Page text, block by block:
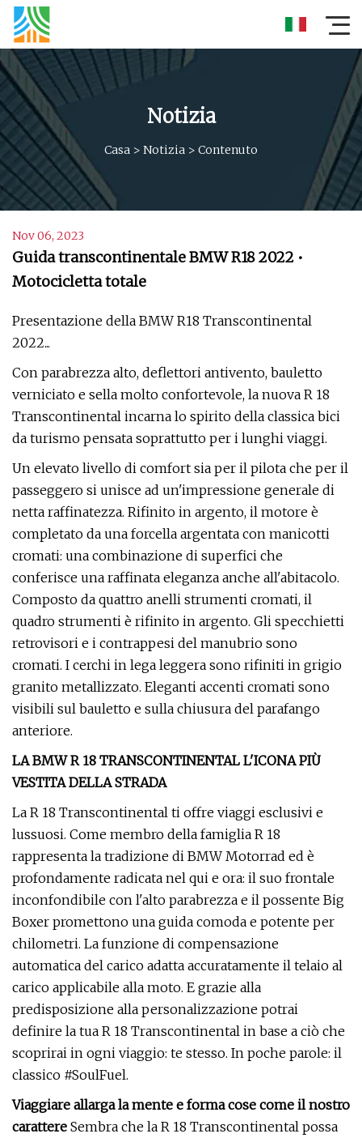
Notizia
Casa > Notizia > Contenuto
Nov 06, 2023
Guida transcontinentale BMW R18 2022 •
Motocicletta totale
Presentazione della BMW R18 Transcontinental
2022...
Con parabrezza alto, deflettori antivento, bauletto
verniciato e sella molto confortevole, la nuova R 18
Transcontinental incarna lo spirito della classica bici
da turismo pensata soprattutto per i lunghi viaggi.
Un elevato livello di comfort sia per il pilota che per il
passeggero si unisce ad un'impressione generale di
netta raffinatezza. Rifinito in argento, il motore è
completato da una forcella argentata con manicotti
cromati: una combinazione di superfici che
conferisce una raffinata eleganza anche all'abitacolo.
Composto da quattro anelli strumenti cromati, il
quadro strumenti è rifinito in argento. Gli specchietti
retrovisori e i contrappesi del manubrio sono
cromati. I cerchi in lega leggera sono rifiniti in grigio
granito metallizzato. Eleganti accenti cromati sono
visibili sul bauletto e sulla chiusura del parafango
anteriore.
LA BMW R 18 TRANSCONTINENTAL L'ICONA PIÙ
VESTITA DELLA STRADA
La R 18 Transcontinental ti offre viaggi esclusivi e
lussuosi. Come membro della famiglia R 18
rappresenta la tradizione di BMW Motorrad ed è
profondamente radicata nel qui e ora: il suo frontale
inconfondibile con l'alto parabrezza e il possente Big
Boxer promettono una guida comoda e potente per
chilometri. La funzione di compensazione
automatica del carico adatta accuratamente il telaio al
carico applicabile alla moto. E grazie alla
predisposizione alla personalizzazione potrai
definire la tua R 18 Transcontinental in base a ciò che
scoprirai in ogni viaggio: te stesso. In poche parole: il
classico #SoulFuel.
Viaggiare allarga la mente e forma cose come il nostro
carattere Sembra che la R 18 Transcontinental possa